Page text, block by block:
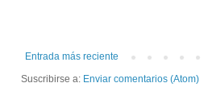
Entrada más reciente
Suscribirse a: Enviar comentarios (Atom)